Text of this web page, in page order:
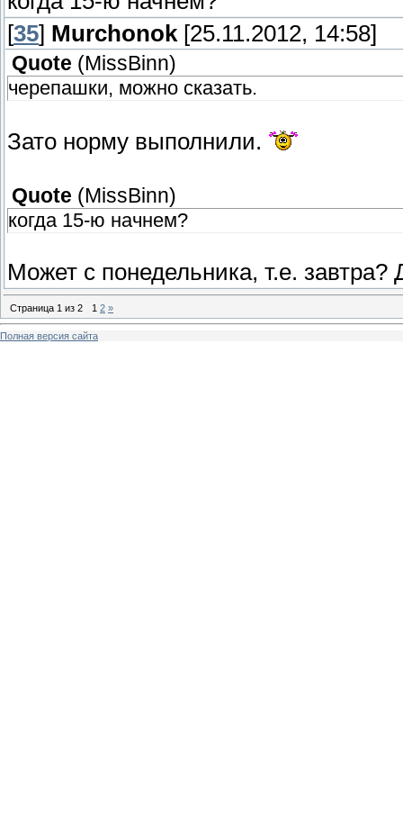
[35] Murchonok [25.11.2012, 14:58]
Quote (MissBinn)
черепашки, можно сказать.
Зато норму выполнили.
Quote (MissBinn)
когда 15-ю начнем?
Может с понедельника, т.е.
Страница 1 из 2 1 2 »
Полная версия сайта